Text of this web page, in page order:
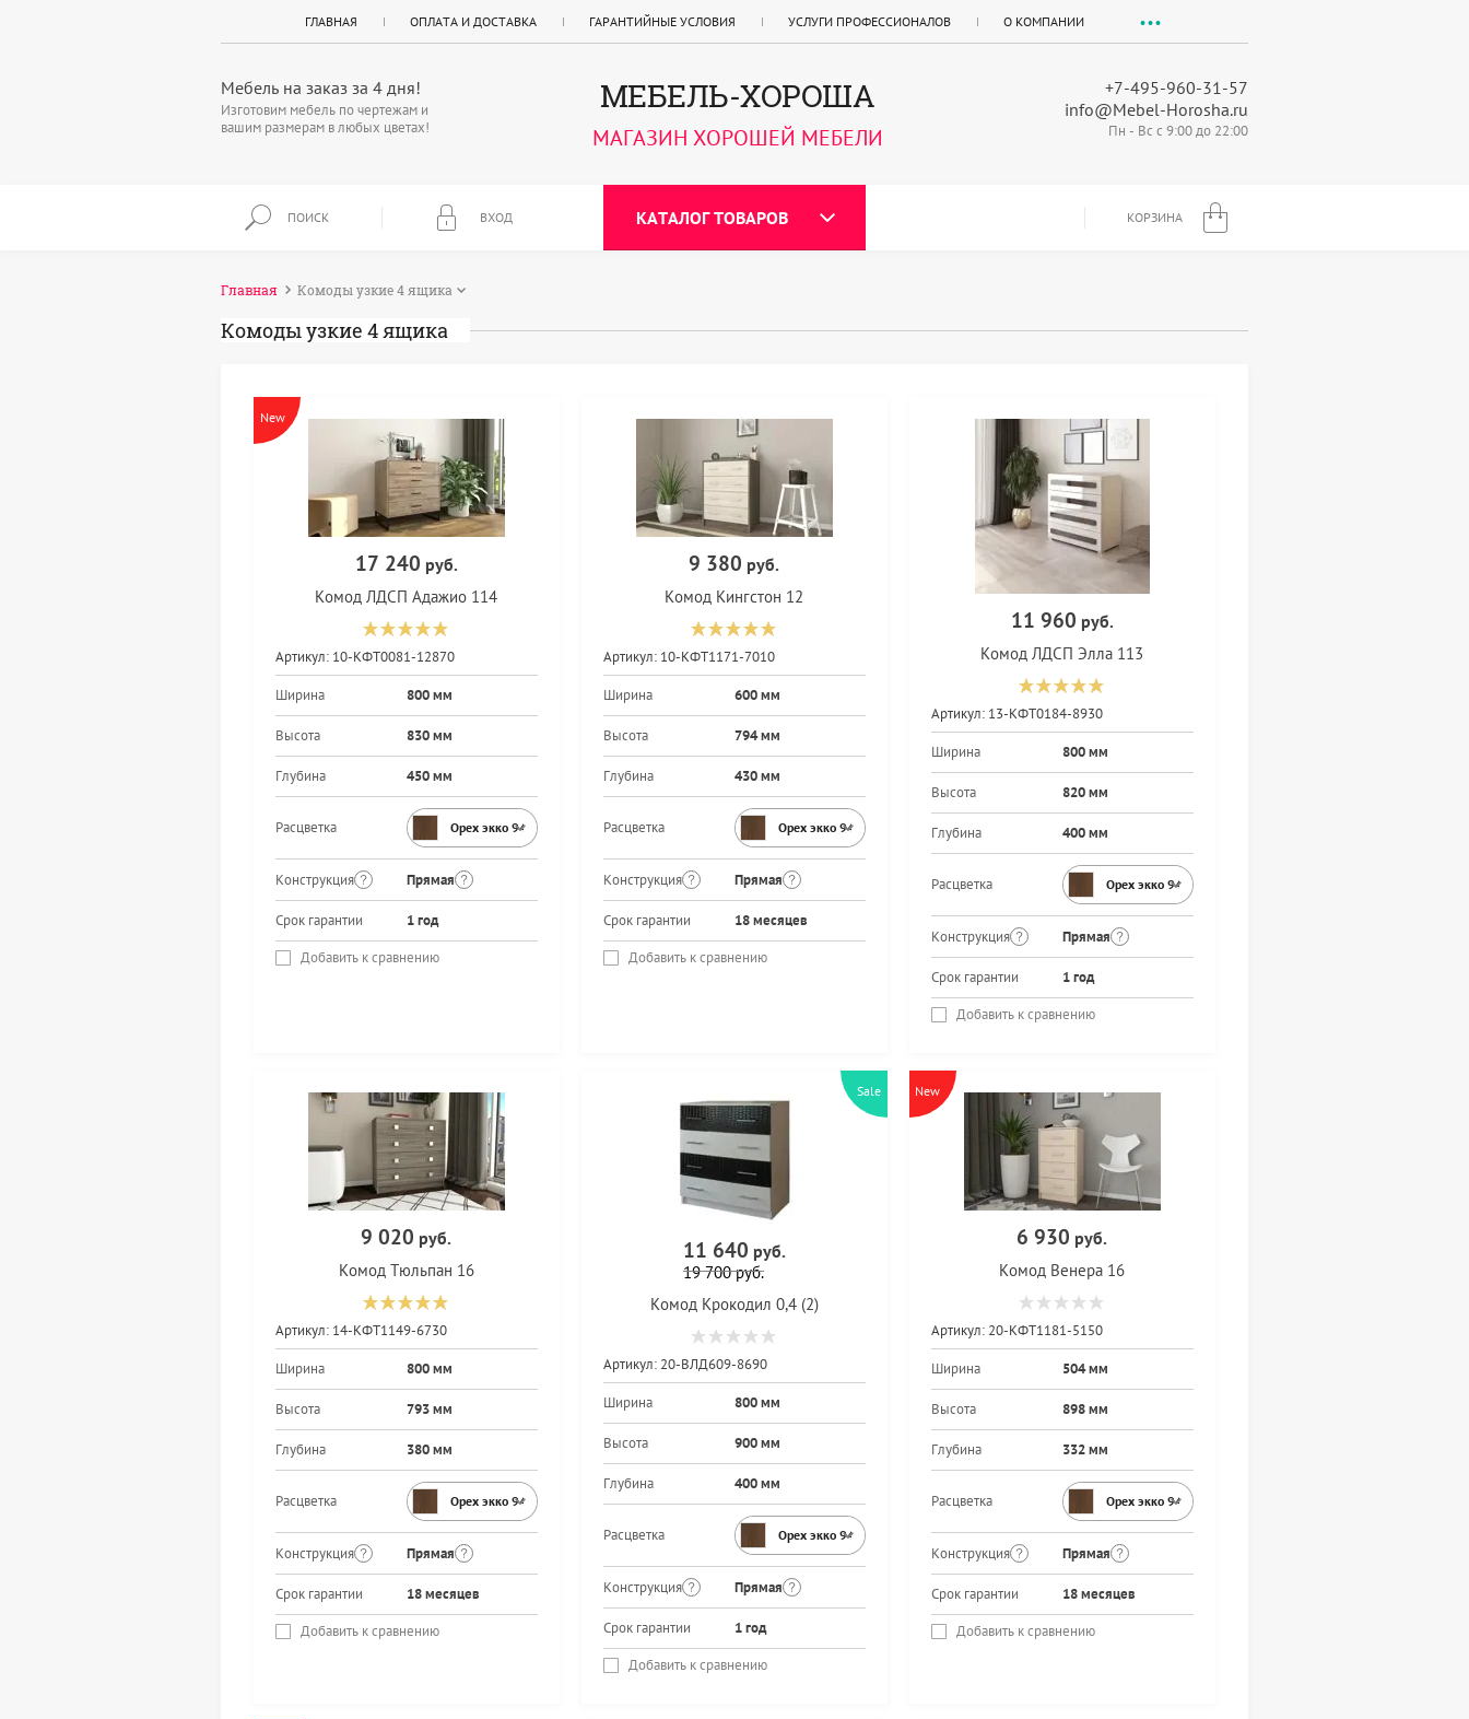
ГЛАВНАЯ ОПЛАТА И ДОСТАВКА ГАРАНТИЙНЫЕ УСЛОВИЯ УСЛУГИ ПРОФЕССИОНАЛОВ О КОМПАНИИ
Мебель на заказ за 4 дня!
Изготовим мебель по чертежам и
вашим размерам в любых цветах!
МЕБЕЛЬ-ХОРОША
МАГАЗИН ХОРОШЕЙ МЕБЕЛИ
+7-495-960-31-57
info@Mebel-Horosha.ru
Пн - Вс с 9:00 до 22:00
ПОИСК ВХОД КАТАЛОГ ТОВАРОВ КОРЗИНА
Главная Комоды узкие 4 ящика
Комоды узкие 4 ящика
New
17 240 руб.
Комод ЛДСП Адажио 114
Артикул: 10-КФТ0081-12870
Ширина 800 мм
Высота 830 мм
Глубина 450 мм
Расцветка Орех экко 9459PR
Конструкция Прямая
Срок гарантии
1 год
Добавить к сравнению
9 380 руб.
Комод Кингстон 12
Артикул:10-КФТ1171-7010
Ширина 600 мм
Высота 794 мм
Глубина 430 мм
Расцветка Орех экко 9459PR
Конструкция Прямая
Срок гарантии
18 месяцев
Добавить к сравнению
11 960 руб.
Комод ЛДСП Элла 113
Артикул:13-КФТ0184-8930
Ширина 800 мм
Высота 820 мм
Глубина 400 мм
Расцветка Орех экко 9459PR
Конструкция Прямая
Срок гарантии
1 год
Добавить к сравнению
9 020 руб.
Комод Тюльпан 16
Артикул: 14-КФТ1149-6730
Ширина 800 мм
Высота 793 мм
Глубина 380 мм
Расцветка Орех экко 9459PR
Конструкция Прямая
Срок гарантии
18 месяцев
Добавить к сравнению
Sale
11 640 руб.
19 700руб.
Комод Крокодил 0,4 (2)
Артикул:20-ВЛД609-8690
Ширина 800 мм
Высота 900 мм
Глубина 400 мм
Расцветка Орех экко 9459PR
Конструкция Прямая
Срок гарантии
1 год
Добавить к сравнению
New
6 930 руб.
Комод Венера 16
Артикул:20-КФТ1181-5150
Ширина 504 мм
Высота 898 мм
Глубина 332 мм
Расцветка Орех экко 9459PR
Конструкция Прямая
Срок гарантии
18 месяцев
Добавить к сравнению